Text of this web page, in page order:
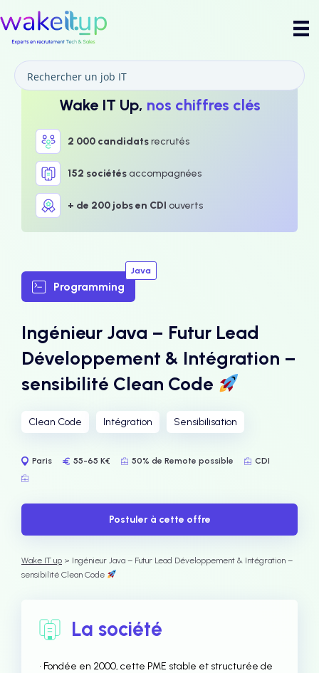
Wake IT Up, nos chiffres clés
2 000 candidatsrecrutés
152 sociétésaccompagnées
+ de 200 jobs en CDI ouverts
Programming
Java
Ingénieur Java – Futur Lead
Développement & Intégration –
sensibilité Clean Code
Clean Code Intégration Sensibilisation
Paris 55-65 K€ 50% de Remote possible CDI
Postuler à cette offre
Wake IT up > Ingénieur Java – Futur Lead Développement & Intégration –
sensibilité Clean Code
La société
• Fondée en 2000, cette PME stable et structurée de